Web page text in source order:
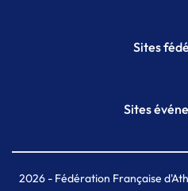
Sites
Plateforme
Sites
Meeting de
MAIF
2026- Fédération Française